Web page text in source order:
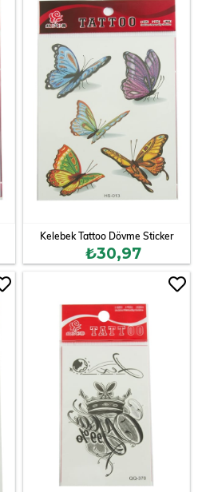
Kelebek Tattoo Dövme Sticker
₺30,97